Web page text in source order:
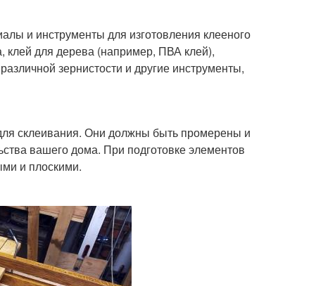
и инструменты для изготовления клееного
клей для дерева (например, ПВА клей),
зернистости и другие инструменты,
склеивания. Они должны быть промерены и
вашего дома. При подготовке элементов
и плоскими.